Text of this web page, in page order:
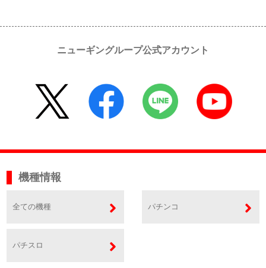
ニューギングループ公式アカウント
機種情報
全ての機種 パチンコ
パチスロ